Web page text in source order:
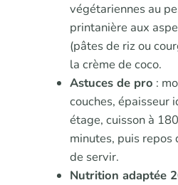
végétariennes au
printanière aux
(pâtes de riz ou
la crème de coco.
Astuces de pro :
couches, épaisseur
étage, cuisson à
minutes, puis
de servir.
Nutrition adaptée